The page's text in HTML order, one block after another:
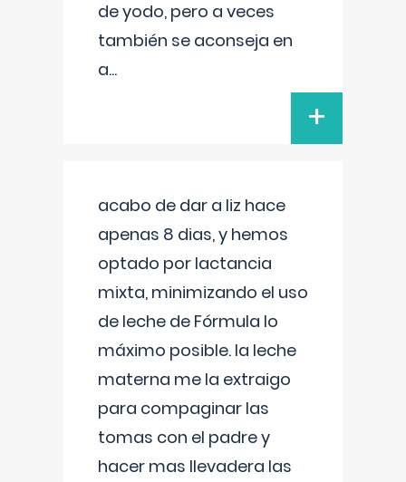
de yodo, pero a veces
también se aconseja en
a...
+
acabo de dar a liz hace
apenas 8 dias, y hemos
optado por lactancia
mixta, minimizando el uso
de leche de Fórmula lo
máximo posible. la leche
materna me la extraigo
para compaginar las
tomas con el padre y
hacer mas llevadera las